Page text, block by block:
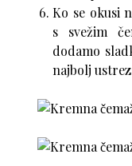
Ko se okusi
s svežim
dodamo
najbolj